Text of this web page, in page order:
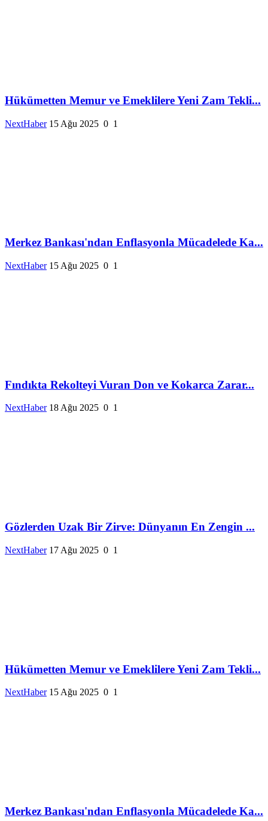
Hükümetten Memur ve Emeklilere Yeni Zam Tekli...
NextHaber 15 Ağu 2025 0 1
Merkez Bankası'ndan Enflasyonla Mücadelede Ka...
NextHaber 15 Ağu 2025 0 1
Fındıkta Rekolteyi Vuran Don ve Kokarca Zarar...
NextHaber 18 Ağu 2025 0 1
Gözlerden Uzak Bir Zirve: Dünyanın En Zengin ...
NextHaber 17 Ağu 2025 0 1
Hükümetten Memur ve Emeklilere Yeni Zam Tekli...
NextHaber 15 Ağu 2025 0 1
Merkez Bankası'ndan Enflasyonla Mücadelede Ka...